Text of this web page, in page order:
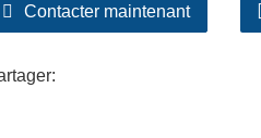
Contacter maintenant